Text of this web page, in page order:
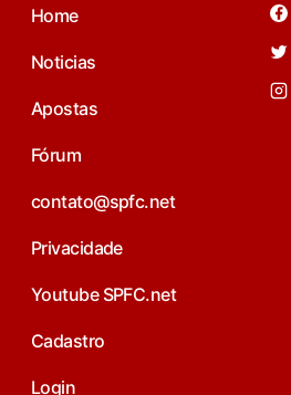
Home
Noticias
Apostas
Fórum
contato@spfc.net
Privacidade
Youtube SPFC.net
Cadastro
Login